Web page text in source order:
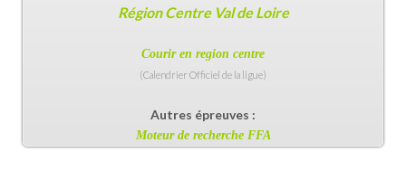
Région Centre Val de Loire
Courir en region centre
(Calendrier Officiel de la ligue)
Autres épreuves :
Moteur de recherche FFA